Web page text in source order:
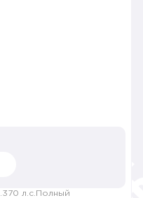
370 л.с. Полный